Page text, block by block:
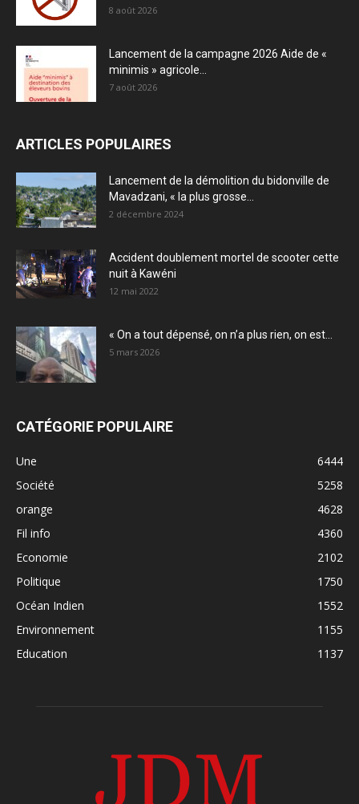
8 août 2026
Lancement de la campagne 2026 Aide de «
minimis » agricole...
7 août 2026
ARTICLES POPULAIRES
Lancement de la démolition du bidonville de
Mavadzani, « la plus grosse...
2 décembre 2024
Accident doublement mortel de scooter cette
nuit à Kawéni
12 mai 2022
« On a tout dépensé, on n’a plus rien, on est...
5 mars 2026
CATÉGORIE POPULAIRE
Une
6444
Société
5258
orange
4628
Fil info
4360
Economie
2102
Politique
1750
Océan Indien
1552
Environnement
1155
Education
1137